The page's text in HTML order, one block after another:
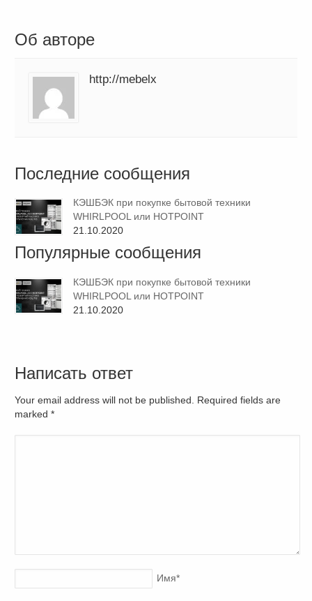
Об авторе
http://mebelx
Последние сообщения
КЭШБЭК при покупке бытовой техники
WHIRLPOOL или HOTPOINT
21.10.2020
Популярные сообщения
КЭШБЭК при покупке бытовой техники
WHIRLPOOL или HOTPOINT
21.10.2020
Написать ответ
Your email address will not be published. Required fields are
marked*
Имя*